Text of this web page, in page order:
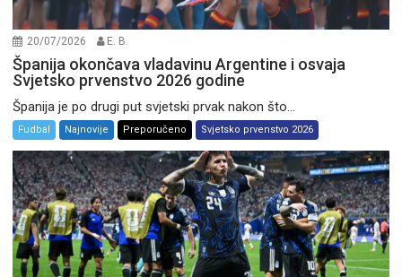
20/07/2026 E. B.
Španija okončava vladavinu Argentine i osvaja
Svjetsko prvenstvo 2026 godine
Španija je po drugi put svjetski prvak nakon što...
Fudbal Najnovije Preporučeno Svjetsko prvenstvo 2026